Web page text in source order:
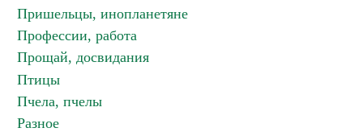
Пришельцы, инопланетяне
Профессии, работа
Прощай, досвидания
Птицы
Пчела, пчелы
Разное